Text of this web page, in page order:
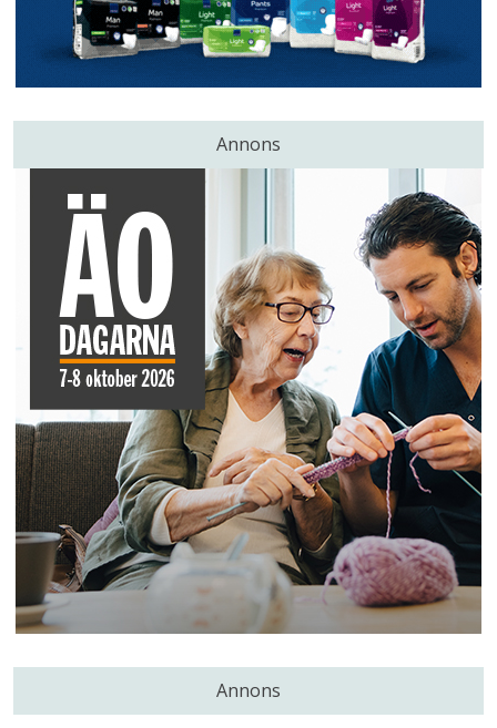
Annons
Annons